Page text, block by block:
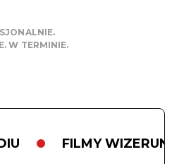
W TERMINIE.
FILMY